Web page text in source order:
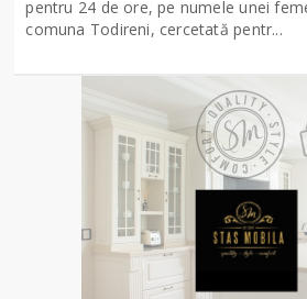
pentru 24 de ore, pe numele unei
comuna Todireni, cercetată pentr...